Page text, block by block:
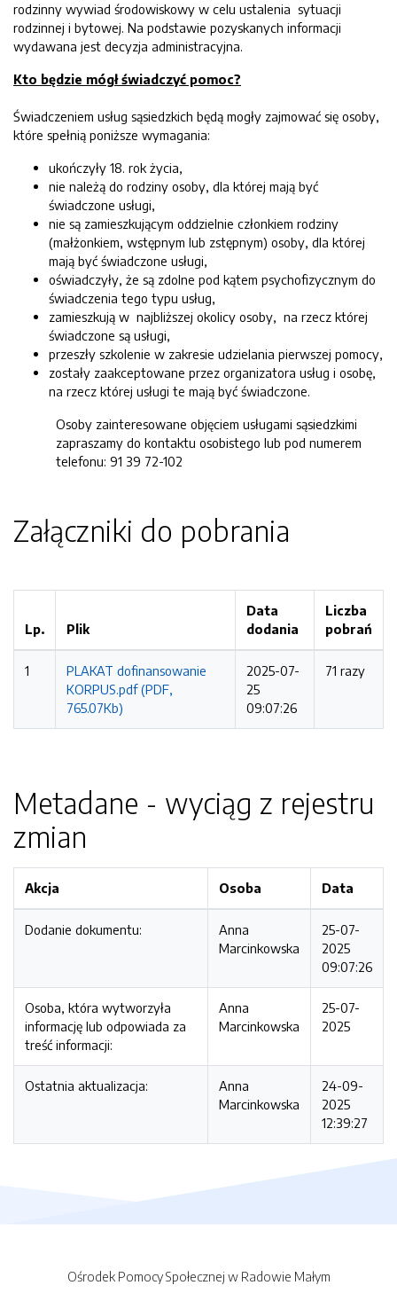
rodzinny wywiad środowiskowy w celu ustalenia sytuacji
rodzinnej i bytowej. Na podstawie pozyskanych informacji
wydawana jest decyzja administracyjna.
Kto będzie mógł świadczyć pomoc?
Świadczeniem usług sąsiedzkich będą mogły zajmować się osoby,
które spełnią poniższe wymagania:
ukończyły 18. rok życia,
nie należą do rodziny osoby, dla której mają być
świadczone usługi,
nie są zamieszkującym oddzielnie członkiem rodziny
(małżonkiem, wstępnym lub zstępnym) osoby, dla której
mają być świadczone usługi,
oświadczyły, że są zdolne pod kątem psychofizycznym do
świadczenia tego typu usług,
zamieszkują w najbliższej okolicy osoby, na rzecz której
świadczone są usługi,
przeszły szkolenie w zakresie udzielania pierwszej pomocy,
zostały zaakceptowane przez organizatora usług i osobę,
na rzecz której usługi te mają być świadczone.
Osoby zainteresowane objęciem usługami sąsiedzkimi
zapraszamy do kontaktu osobistego lub pod numerem
telefonu: 91 39 72-102
Załączniki do pobrania
Lp. Plik
Data
dodania
Liczba
pobrań
1
PLAKAT dofinansowanie
KORPUS.pdf (PDF,
765.07Kb)
2025-07-
25
09:07:26
71 razy
Metadane - wyciąg z rejestru
zmian
Akcja Osoba Data
Dodanie dokumentu:
Anna
Marcinkowska
25-07-
2025
09:07:26
Osoba, która wytworzyła
informację lub odpowiada za
treść informacji:
Anna
Marcinkowska
25-07-
2025
Ostatnia aktualizacja:
Anna
Marcinkowska
24-09-
2025
12:39:27
Ośrodek Pomocy Społecznej w Radowie Małym